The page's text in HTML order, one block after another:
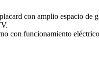
con amplio espacio de
con funcionamiento